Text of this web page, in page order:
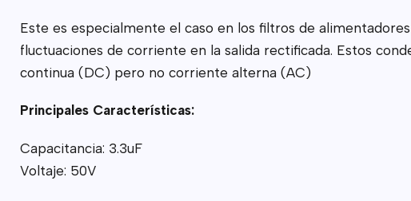
Este es especialmente el caso en los filtros de
fluctuaciones de corriente en la salida rectificada. Estos
continua (DC) pero no corriente alterna (AC)
Principales Características:
Capacitancia: 3.3uF
Voltaje: 50V